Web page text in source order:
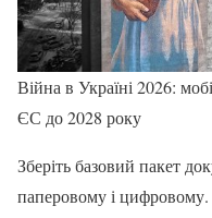
Війна в Україні 2026:
ЄС до 2028 року
Зберіть базовий пакет
паперовому і